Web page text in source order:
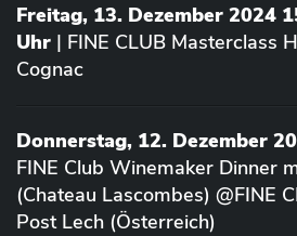
Freitag, 13. Dezember 2024
Uhr | FINE CLUB Masterclass
Cognac
Donnerstag, 12. Dezember
FINE Club Winemaker Dinner
(Chateau Lascombes) @FINE
Post Lech (Österreich)